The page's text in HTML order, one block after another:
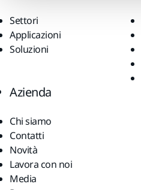
Settori
Applicazioni
Soluzioni
Azienda
Chi siamo
Contatti
Novità
Lavora con noi
Media